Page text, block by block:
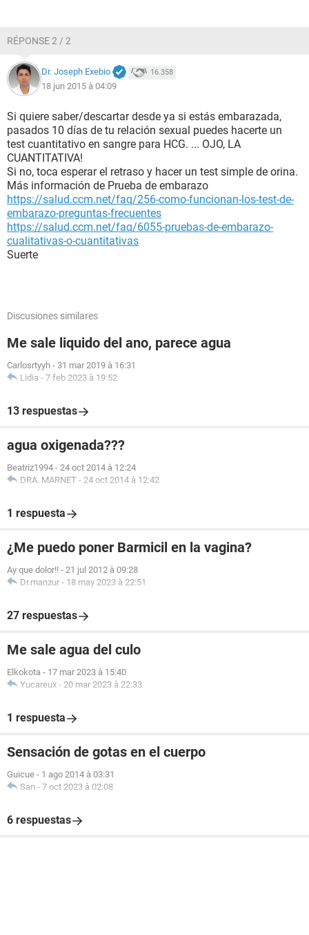
RÉPONSE 2 / 2
Dr. Joseph Exebio 16.358
18 jun 2015 à 04:09
Si quiere saber/descartar desde ya si estás embarazada,
pasados 10 días de tu relación sexual puedes hacerte un
test cuantitativo en sangre para HCG. ... OJO, LA
CUANTITATIVA!
Si no, toca esperar el retraso y hacer un test simple de orina.
Más información de Prueba de embarazo
https://salud.ccm.net/faq/256-como-funcionan-los-test-de-
embarazo-preguntas-frecuentes
https://salud.ccm.net/faq/6055-pruebas-de-embarazo-
cualitativas-o-cuantitativas
Suerte
Discusiones similares
Me sale liquido del ano, parece agua
Carlosrtyyh - 31 mar 2019 à 16:31
Lidia - 7 feb 2023 à 19:52
13 respuestas
agua oxigenada???
Beatriz1994 - 24 oct 2014 à 12:24
DRA. MARNET - 24 oct 2014 à 12:42
1 respuesta
¿Me puedo poner Barmicil en la vagina?
Ay que dolor!! - 21 jul 2012 à 09:28
Dr.manzur - 18 may 2023 à 22:51
27 respuestas
Me sale agua del culo
Elkokota - 17 mar 2023 à 15:40
Yucareux - 20 mar 2023 à 22:33
1 respuesta
Sensación de gotas en el cuerpo
Guicue - 1 ago 2014 à 03:31
San - 7 oct 2023 à 02:08
6 respuestas